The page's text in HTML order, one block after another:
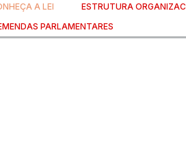
A LEI ESTRUTURA
PARLAMENTARES